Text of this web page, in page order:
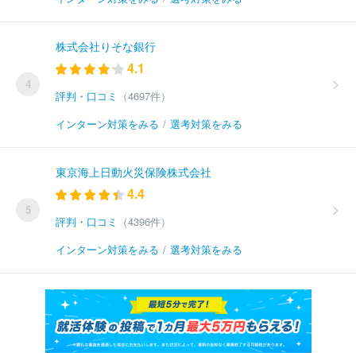
4
株式会社りそな銀行
4.1
評判・口コミ
（4697件）
インターン対策をみる / 選考対策をみる
5
東京海上日動火災保険株式会社
4.4
評判・口コミ
（4396件）
インターン対策をみる / 選考対策をみる